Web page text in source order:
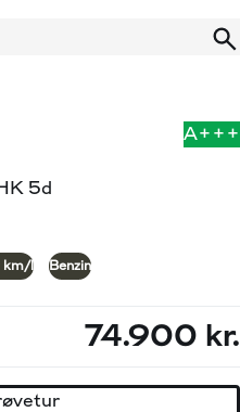
5d
A+++
km/l Benzin
74.900 kr.